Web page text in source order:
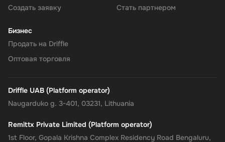
Создать заявку
Стать партнером
Бизнес
Продать на Driffle
Оптовая торговля
Driffle UAB (Platform operator)
Naugarduko g. 3-401, 03231, Lithuania
Remittx Private Limited (Platform operator)
1st Floor, Gopala Krishna Complex Residency Road Bengaluru,